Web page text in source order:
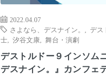
2022.04.07
さよなら、デスナイン。
デス
士
汐谷文康 舞台・演劇
デストルドー９インソム
デスナイン。』カンフェ